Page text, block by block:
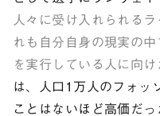
人々に受け入れられる
れも自分自身の現実の
を実行している人に向
は、人口1万人のフォッ
ことはないほど高価だ